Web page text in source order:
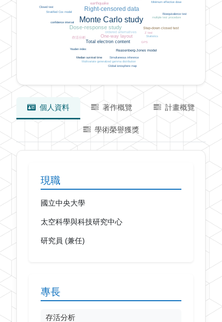
Monte Carlo study
Right-censored data
Dose-response study
One-way layout
Total electron content
earthquake
ordered alternatives
Step-down closed test
存活分析
Reasenberg-Jones model
Statistics
Stratified Cox model
Youden index
Z test
Simultaneous inference
multiple test procedure
Multivariate generalized gamma distribution
Median survival time
Minimum effective dose
Global ionosphere map
GPS
Bioequivalence test
Closed test
confidence interval
個人資料 著作概覽 計畫概覽
學術榮譽獲獎
現職
國立中央大學
太空科學與科技研究中心
研究員 (兼任)
專長
存活分析